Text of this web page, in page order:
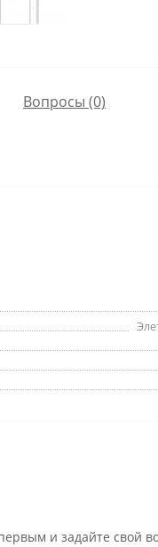
Вопросы (0)
и задайте свой